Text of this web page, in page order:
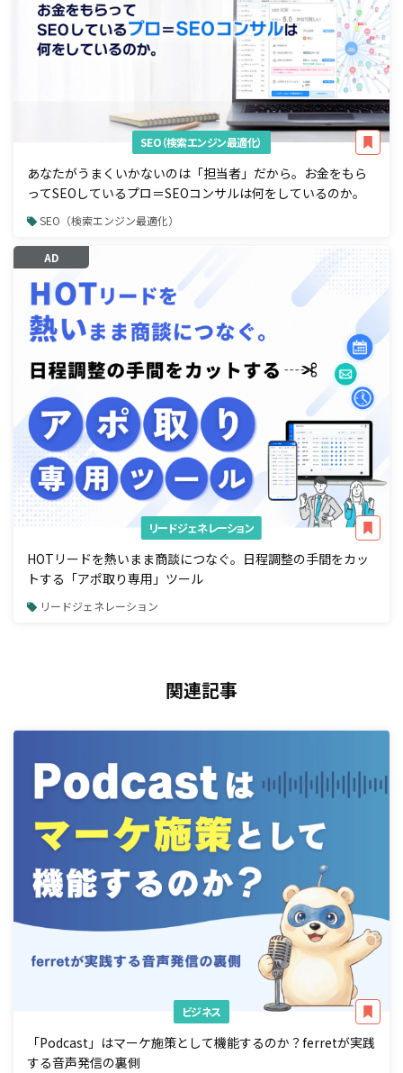
SEO（検索エンジン最適化）
あなたがうまくいかないのは「担当者」だから。お金をもら
ってSEOしているプロ＝SEOコンサルは何をしているのか。
SEO（検索エンジン最適化）
AD
リードジェネレーション
HOTリードを熱いまま商談につなぐ。日程調整の手間をカッ
トする「アポ取り専用」ツール
リードジェネレーション
関連記事
ビジネス
「Podcast」はマーケ施策として機能するのか？ferretが実践
する音声発信の裏側